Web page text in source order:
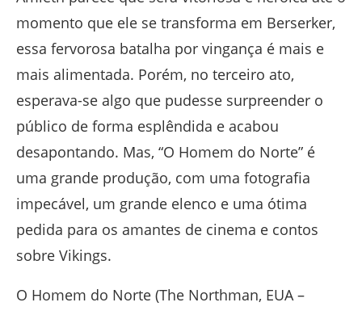
momento que ele se transforma em Berserker,
essa fervorosa batalha por vingança é mais e
mais alimentada. Porém, no terceiro ato,
esperava-se algo que pudesse surpreender o
público de forma esplêndida e acabou
desapontando. Mas, “O Homem do Norte” é
uma grande produção, com uma fotografia
impecável, um grande elenco e uma ótima
pedida para os amantes de cinema e contos
sobre Vikings.
O Homem do Norte (The Northman, EUA –